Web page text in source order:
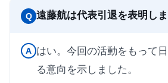
Q 遠藤航は代表引退を表明し
A はい。今回の活動をもって
る意向を示しました。